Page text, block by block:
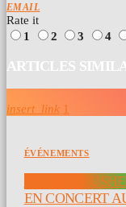
EMAIL
Rate it
1
2 3 4
ARTICLES
insert_link 1
ÉVÉNEMENTS
PATRICE
EN CONCERT